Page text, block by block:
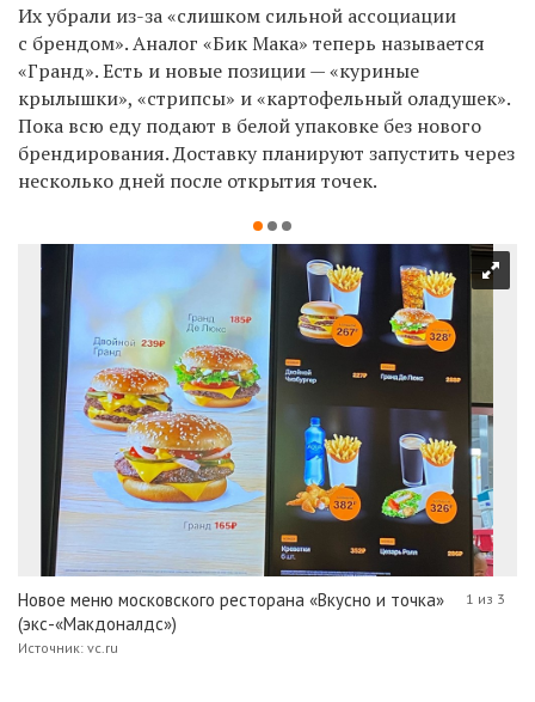
Их убрали из-за «слишком сильной ассоциации
с брендом». Аналог «Бик Мака» теперь называется
«Гранд». Есть и новые позиции — «куриные
крылышки», «стрипсы» и «картофельный оладушек».
Пока всю еду подают в белой упаковке без нового
брендирования.Доставку планируют запустить через
несколько дней после открытия точек.
Новое меню московского ресторана «Вкусно и точка»
(экс-«Макдоналдс»)
Источник: vc.ru
1 из 3